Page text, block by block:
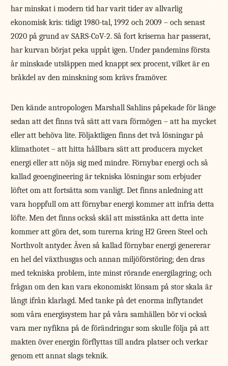
har minskat i modern tid har varit tider av allvarlig
ekonomisk kris: tidigt 1980-tal, 1992 och 2009 – och senast
2020 på grund av SARS-CoV-2. Så fort kriserna har passerat,
har kurvan börjat peka uppåt igen. Under pandemins första
år minskade utsläppen med knappt sex procent, vilket är en
bråkdel av den minskning som krävs framöver.
Den kände antropologen Marshall Sahlins påpekade för länge
sedan att det finns två sätt att vara förmögen – att ha mycket
eller att behöva lite. Följaktligen finns det två lösningar på
klimathotet – att hitta hållbara sätt att producera mycket
energi eller att nöja sig med mindre. Förnybar energi och så
kallad geoengineering är tekniska lösningar som erbjuder
löftet om att fortsätta som vanligt. Det finns anledning att
vara hoppfull om att förnybar energi kommer att infria detta
löfte. Men det finns också skäl att misstänka att detta inte
kommer att göra det, som turerna kring H2 Green Steel och
Northvolt antyder. Även så kallad förnybar energi genererar
en hel del växthusgas och annan miljöförstöring; den dras
med tekniska problem, inte minst rörande energilagring; och
frågan om den kan vara ekonomiskt lönsam på stor skala är
långt ifrån klarlagd. Med tanke på det enorma inflytandet
som våra energisystem har på våra samhällen bör vi också
vara mer nyfikna på de förändringar som skulle följa på att
makten över energin förflyttas till andra platser och verkar
genom ett annat slags teknik.